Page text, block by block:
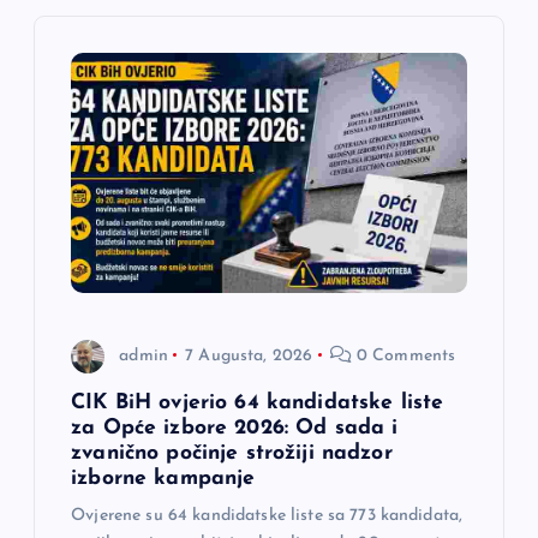
admin 7 Augusta, 2026 0 Comments
CIK BiH ovjerio 64 kandidatske liste
za Opće izbore 2026: Od sada i
zvanično počinje strožiji nadzor
izborne kampanje
Ovjerene su 64 kandidatske liste sa 773 kandidata,